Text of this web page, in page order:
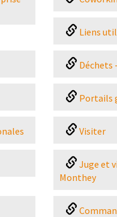
Liens
Déchets
Portails
Visiter
Juge et
Monthey